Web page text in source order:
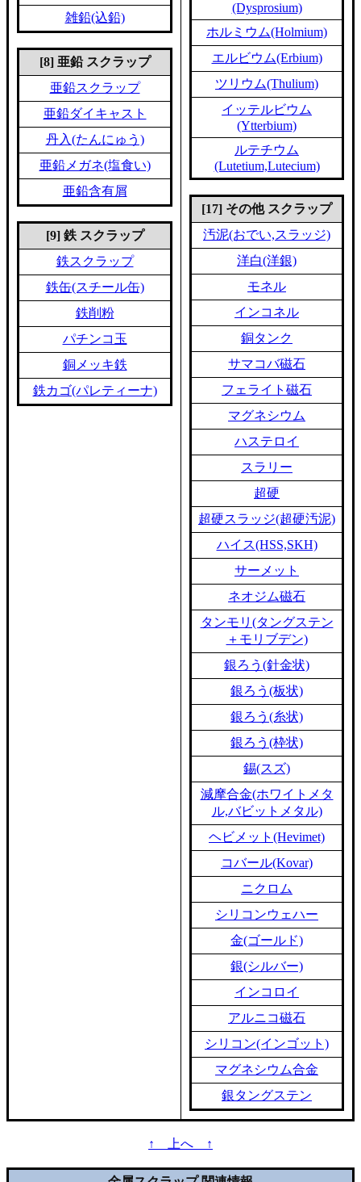
雑鉛(込鉛)
[8] 亜鉛 スクラップ
亜鉛スクラップ
亜鉛ダイキャスト
丹入(たんにゅう)
亜鉛メガネ(塩食い)
亜鉛含有屑
[9] 鉄 スクラップ
鉄スクラップ
鉄缶(スチール缶)
鉄削粉
パチンコ玉
銅メッキ鉄
鉄カゴ(パレティーナ)
(Dysprosium)
ホルミウム(Holmium)
エルビウム(Erbium)
ツリウム(Thulium)
イッテルビウム
(Ytterbium)
ルテチウム
(Lutetium,Lutecium)
[17] その他 スクラップ
汚泥(おでい,スラッジ)
洋白(洋銀)
モネル
インコネル
銅タンク
サマコバ磁石
フェライト磁石
マグネシウム
ハステロイ
スラリー
超硬
超硬スラッジ(超硬汚泥)
ハイス(HSS,SKH)
サーメット
ネオジム磁石
タンモリ(タングステン
＋モリブデン)
銀ろう(針金状)
銀ろう(板状)
銀ろう(糸状)
銀ろう(枠状)
錫(スズ)
減摩合金(ホワイトメタ
ル,バビットメタル)
ヘビメット(Hevimet)
コバール(Kovar)
ニクロム
シリコンウェハー
金(ゴールド)
銀(シルバー)
インコロイ
アルニコ磁石
シリコン(インゴット)
マグネシウム合金
銀タングステン
↑ 上へ ↑